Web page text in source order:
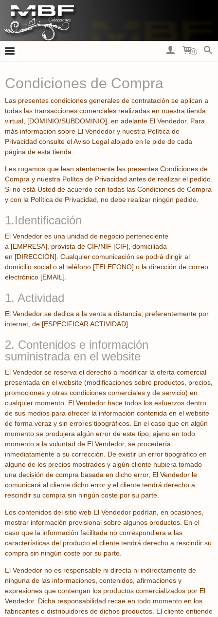
0
Condiciones de Compra
Las presentes condiciones generales de contratación se aplican a
todas las transacciones comerciales realizadas en nuestra tienda
virtual, [DOMINIO/SUBDOMINIO], en adelante El Vendedor. Para
más información sobre El Vendedor y nuestra Política de
Privacidad consulte el Aviso Legal alojado en le pide de cada
página de esta tienda.
Les rogamos que lean atentamente las presentes Condiciones de
Compra y nuestra Polítca de Privacidad antes de realizar el pedido.
Si no está Usted de acuerdo con todas las Condiciones de Compra
y con la Política de Privacidad, no debe realizar ningún pedido.
1.Identificación
El Vendedor es una unidad de negocio perteneciente
a [EMPRESA], provista de CIF/NIF [CIF], domiciliada
en [DIRECCIÓN]. Cualquier comunicación se podrá dirigir al
domicilio social o al teléfono [TELEFONO] o la dirección de correo
electrónico [EMAIL].
1. Actividad
El Vendedor se dedica a la venta a distancia, preferentemente por
internet, de [ESPECIFICAR ACTIVIDAD].
2. Contenidos e información
suministrada en el website
El Vendedor se reserva el derecho a modificar la oferta comercial
presentada en el website (modificaciones sobre productos, precios,
promociones y otras condiciones comerciales y de servicio) en
cualquier momento. El Vendedor hace todos los esfuerzos dentro
de sus medios para ofrecer la información contenida en el website
de forma veraz y sin errores tipográficos. En el caso que en algún
momento se produjera algún error de este tipo, ajeno en todo
momento a la voluntad de El Vendedor, se procedería
inmediatamente a su corrección. De existir un error tipográfico en
alguno de los precios mostrados y algún cliente hubiera tomado
una decisión de compra basada en dicho error, El Vendedor le
comunicará al cliente dicho error y el cliente tendrá derecho a
rescindir su compra sin ningún coste por su parte.
Los contenidos del sitio web El Vendedor podrían, en ocasiones,
mostrar información provisional sobre algunos productos. En el
caso que la información facilitada no correspondiera a las
características del producto el cliente tendrá derecho a rescindir su
compra sin ningún coste por su parte.
El Vendedor no es responsable ni directa ni indirectamente de
ninguna de las informaciones, contenidos, afirmaciones y
expresiones que contengan los productos comercializados por El
Vendedor. Dicha responsabilidad recae en todo momento en los
fabricantes o distribuidores de dichos productos. El cliente entiende